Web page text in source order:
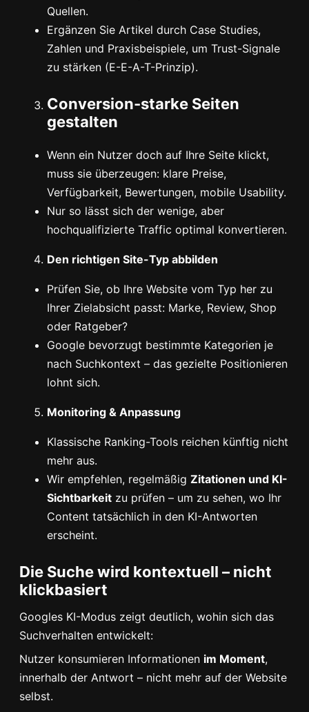
Quellen.
Ergänzen Sie Artikel durch Case Studies,
Zahlen und Praxisbeispiele, um Trust-Signale
zu stärken (E-E-A-T-Prinzip).
Conversion-starke Seiten
gestalten
Wenn ein Nutzer doch auf Ihre Seite klickt,
muss sie überzeugen: klare Preise,
Verfügbarkeit, Bewertungen, mobile Usability.
Nur so lässt sich der wenige, aber
hochqualifizierte Traffic optimal konvertieren.
Den richtigen Site-Typ abbilden
Prüfen Sie, ob Ihre Website vom Typ her zu
Ihrer Zielabsicht passt: Marke, Review, Shop
oder Ratgeber?
Google bevorzugt bestimmte Kategorien je
nach Suchkontext – das gezielte Positionieren
lohnt sich.
Monitoring & Anpassung
Klassische Ranking-Tools reichen künftig nicht
mehr aus.
Wir empfehlen, regelmäßig Zitationen und KI-
Sichtbarkeit zu prüfen – um zu sehen, wo Ihr
Content tatsächlich in den KI-Antworten
erscheint.
Die Suche wird kontextuell – nicht
klickbasiert
Googles KI-Modus zeigt deutlich, wohin sich das
Suchverhalten entwickelt:
Nutzer konsumieren Informationen im Moment,
innerhalb der Antwort – nicht mehr auf der Website
selbst.